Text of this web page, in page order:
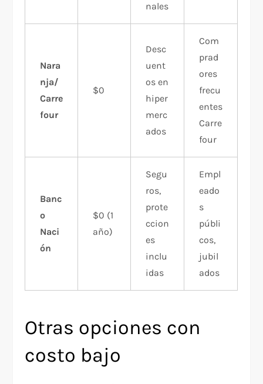
nales
Nara
nja/
Carre
four
$0
Desc
uent
os en
hiper
merc
ados
Com
prad
ores
frecu
entes
Carre
four
Banc
o
Naci
ón
$0 (1
año)
Segu
ros,
prote
ccion
es
inclu
idas
Empl
eado
s
públi
cos,
jubil
ados
Otras opciones con
costo bajo